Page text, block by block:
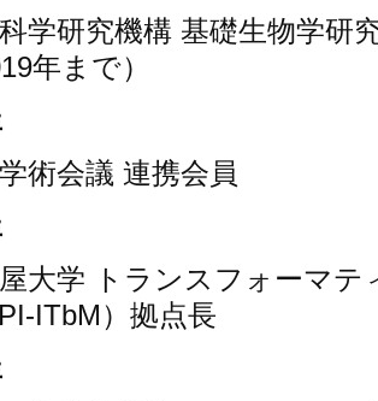
学研究機構 基礎生物学研
年まで）
術会議 連携会員
大学 トランスフォーマテ
ITbM）拠点長